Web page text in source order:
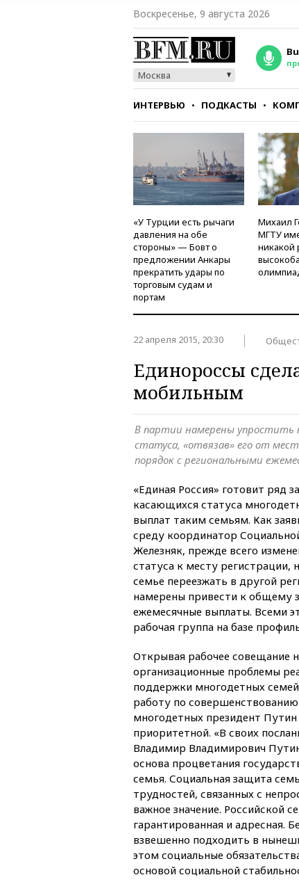
Воскресенье, 9 августа 2026
Москва
ИНТЕРВЬЮ ПОДКАСТЫ
СТИЛЬ ТЕСТЫ
«У Турции есть рычаги
давления на обе
стороны» — Бовт о
предложении Анкары
прекратить удары по
торговым судам и
портам
Михаил
МГТУ
22 апреля 2015, 20:30
Единороссы
мобильным
В партии намерены упростить
статуса, «отвязав» его от
порядок с региональными
«Единая Россия» готовит ряд
касающихся статуса
выплат таким семьям. Как
среду координатор
Железняк, прежде всего
статуса к месту
семье переезжать в другой
намерены привести к общему
ежемесячные выплаты. Всеми
рабочая группа на базе
Открывая рабочее совещание
организационные проблемы
поддержки многодетных
работу по совершенствованию
многодетных президент
приоритетной. «В своих
Владимир Владимирович
основа процветания
семья. Социальная защита
трудностей, связанных с
важное значение. Российской
гарантированная и адресная.
взвешенно подходить в
этом социальные
основой социальной